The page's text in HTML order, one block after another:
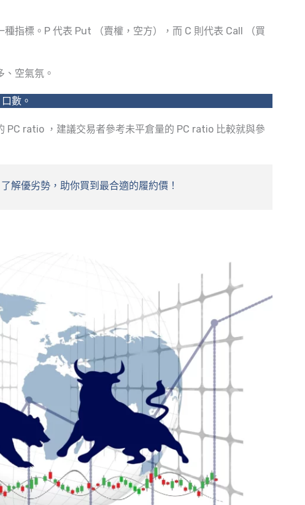
指標。P 代表 Put （賣權，空方），而 C 則代表 Call （買
空氣氛。
數。
PC ratio ，建議交易者參考未平倉量的 PC ratio 比較就與參
解優劣勢，助你買到最合適的履約價！